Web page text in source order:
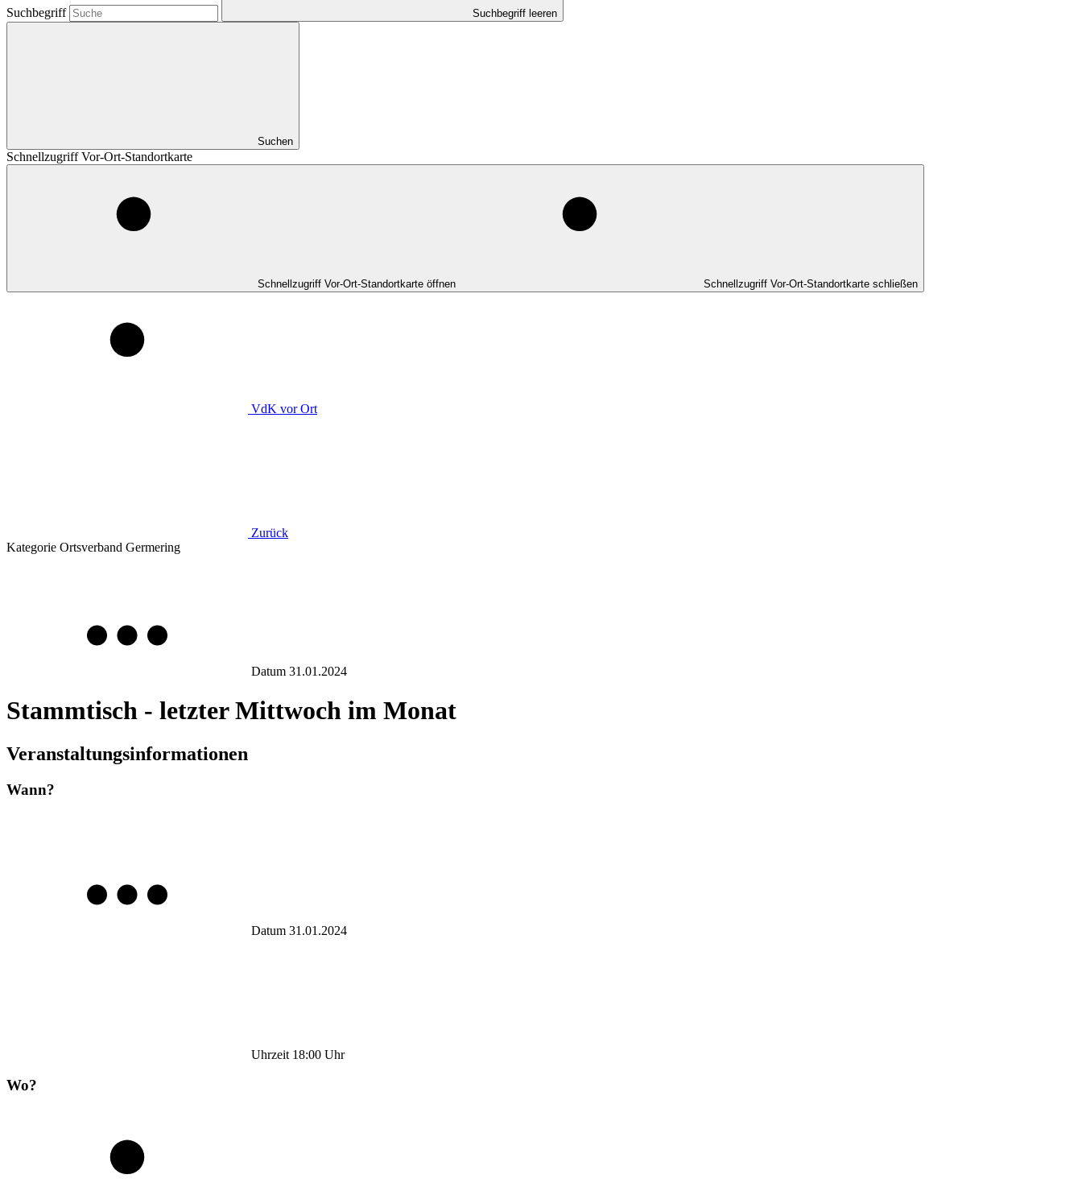
Suchbegriff Suchbegriff leeren
Suchen
Schnellzugriff Vor-Ort-Standortkarte
Schnellzugriff Vor-Ort-Standortkarte öffnen Schnellzugriff Vor-Ort-Standortkarte schließen
VdK vor Ort
Zurück
Kategorie Ortsverband Germering
Datum 31.01.2024
Stammtisch - letzter Mittwoch im Monat
Veranstaltungsinformationen
Wann?
Datum 31.01.2024
Uhrzeit 18:00 Uhr
Wo?